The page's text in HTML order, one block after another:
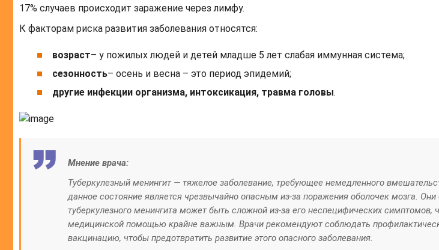
17% случаев происходит заражение через лимфу.
К факторам риска развития заболевания относятся:
возраст– у пожилых людей и детей младше 5 лет слабая иммунная система;
сезонность– осень и весна – это период эпидемий;
другие инфекции организма, интоксикация, травма головы.
Мнение врача:
Туберкулезный менингит — тяжелое заболевание, требующее немедленного
данное состояние является чрезвычайно опасным из-за поражения оболочек мозга.
туберкулезного менингита может быть сложной из-за его неспецифических симптомов,
медицинской помощью крайне важным. Врачи рекомендуют соблюдать
вакцинацию, чтобы предотвратить развитие этого опасного заболевания.